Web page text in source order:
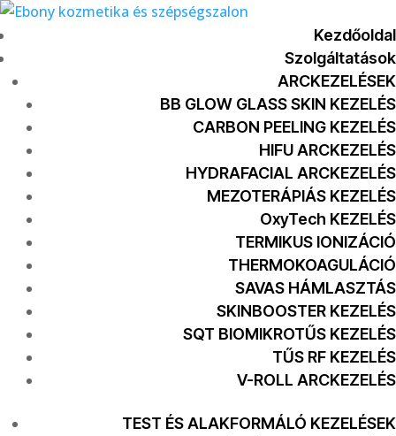
Kezdőoldal
Szolgáltatások
ARCKEZELÉSEK
BB GLOW GLASS SKIN KEZELÉS
CARBON PEELING KEZELÉS
HIFU ARCKEZELÉS
HYDRAFACIAL ARCKEZELÉS
MEZOTERÁPIÁS KEZELÉS
OxyTech KEZELÉS
TERMIKUS IONIZÁCIÓ
THERMOKOAGULÁCIÓ
SAVAS HÁMLASZTÁS
SKINBOOSTER KEZELÉS
SQT BIOMIKROTŰS KEZELÉS
TŰS RF KEZELÉS
V-ROLL ARCKEZELÉS
TEST ÉS ALAKFORMÁLÓ KEZELÉSEK